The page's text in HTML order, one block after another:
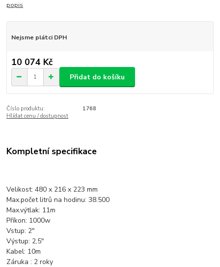
popis
Nejsme plátci DPH
10 074 Kč
Přidat do košíku
Číslo produktu:
1768
Hlídat cenu / dostupnost
Kompletní specifikace
Velikost: 480 x 216 x 223 mm
Max.počet litrů na hodinu: 38.500
Max.výtlak: 11m
Příkon: 1000w
Vstup: 2"
Výstup: 2,5"
Kabel: 10m
Záruka : 2 roky